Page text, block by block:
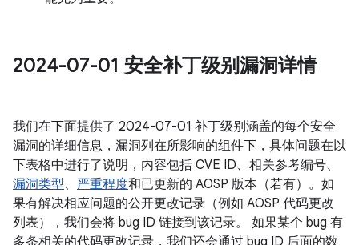
2024-07-01 安全补丁级别漏洞详情
我们在下面提供了 2024-07-01 补丁级别涵盖的每个安全
漏洞的详细信息，漏洞列在所影响的组件下，具体问题在以
下表格中进行了说明，内容包括 CVE ID、相关参考编号、
漏洞类型、 严重程度和已更新的 AOSP 版本（若有）。如
果有解决相应问题的公开更改记录（例如 AOSP 代码更改
列表），我们会将 bug ID 链接到该记录。 如果某个 bug 有
多条相关的代码更改记录，我们还会通过 bug ID 后面的数